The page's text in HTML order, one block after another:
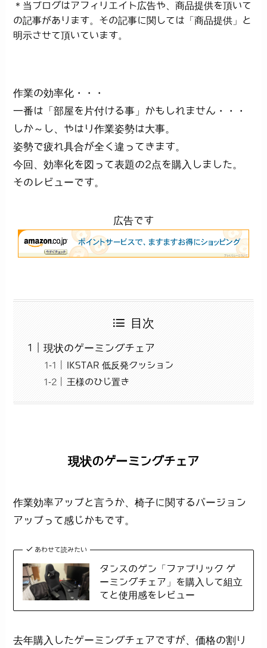
＊当ブログはアフィリエイト広告や、商品提供を頂いて
の記事があります。その記事に関しては「商品提供」と
明示させて頂いています。
作業の効率化・・・
一番は「部屋を片付ける事」かもしれません・・・
しか～し、やはり作業姿勢は大事。
姿勢で疲れ具合が全く違ってきます。
今回、効率化を図って表題の2点を購入しました。
そのレビューです。
広告です
目次
現状のゲーミングチェア
IKSTAR 低反発クッション
王様のひじ置き
現状のゲーミングチェア
作業効率アップと言うか、椅子に関するバージョン
アップって感じかもです。
あわせて読みたい
タンスのゲン「ファブリック ゲ
ーミングチェア」を購入して組立
てと使用感をレビュー
去年購入したゲーミングチェアですが、価格の割り